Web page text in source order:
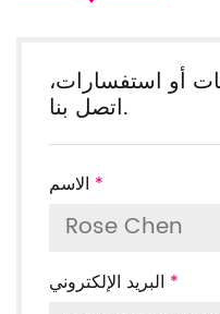
أو استفسارات،
اتصل بنا.
*
*